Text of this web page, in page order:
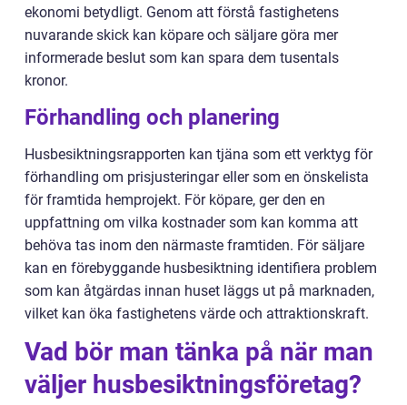
ekonomi betydligt. Genom att förstå fastighetens
nuvarande skick kan köpare och säljare göra mer
informerade beslut som kan spara dem tusentals
kronor.
Förhandling och planering
Husbesiktningsrapporten kan tjäna som ett verktyg för
förhandling om prisjusteringar eller som en önskelista
för framtida hemprojekt. För köpare, ger den en
uppfattning om vilka kostnader som kan komma att
behöva tas inom den närmaste framtiden. För säljare
kan en förebyggande husbesiktning identifiera problem
som kan åtgärdas innan huset läggs ut på marknaden,
vilket kan öka fastighetens värde och attraktionskraft.
Vad bör man tänka på när man
väljer husbesiktningsföretag?